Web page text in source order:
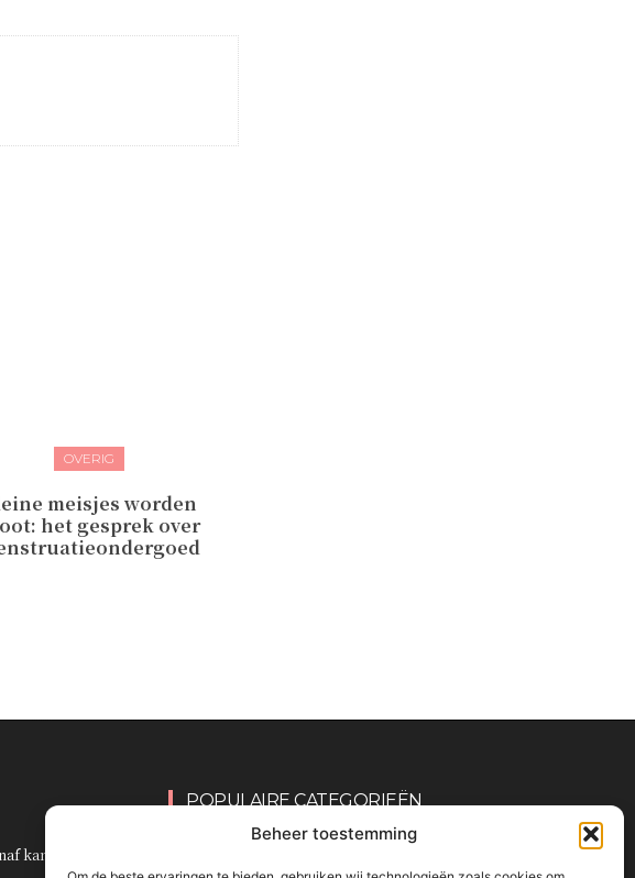
Beheer toestemming
OVERIG
meisjes worden
het gesprek over
kan blijven
POPULAIRE CATEGORIEËN
161